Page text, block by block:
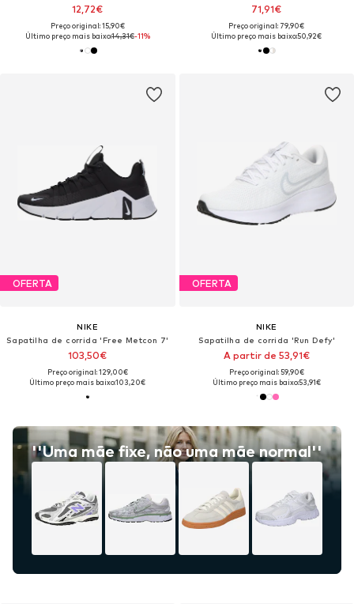
12,72€
Preço original: 15,90€
Último preço mais baixo:14,31€-11%
71,91€
Preço original: 79,90€
Último preço mais baixo:50,92€
OFERTA
NIKE
Sapatilha de corrida 'Free Metcon 7'
103,50€
Preço original: 129,00€
Último preço mais baixo:103,20€
OFERTA
NIKE
Sapatilha de corrida 'Run Defy'
A partir de 53,91€
Preço original: 59,90€
Último preço mais baixo:53,91€
''Uma mãe fixe, não uma mãe normal''